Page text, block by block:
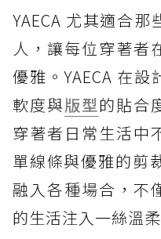
YAECA 尤其適合
人，讓每位穿著者
優雅。YAECA 在
軟度與版型的貼合
穿著者日常生活中
單線條與優雅的剪
融入各種場合，不
的生活注入一絲溫